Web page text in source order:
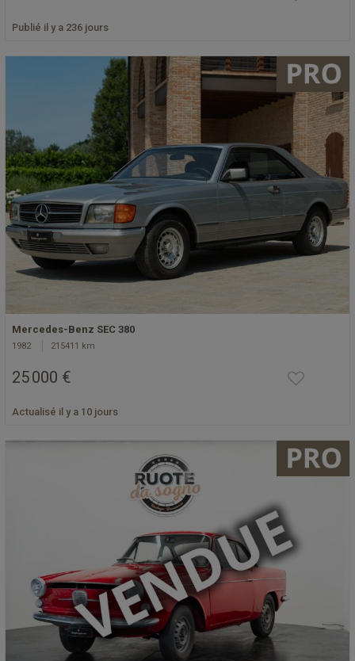
Publié il y a 236 jours
Mercedes-Benz SEC 380
1982 215411 km
25 000 €
Actualisé il y a 10 jours